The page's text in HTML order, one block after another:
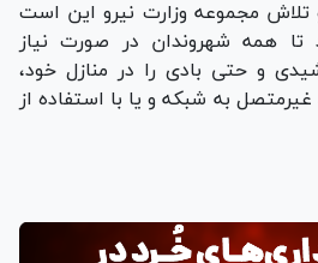
تلاش مجموعه وزارت نیرو این است
همه شهروندان در صورت نیاز
و حتی بادی را در منازل خود،
به شبکه و یا با استفاده از